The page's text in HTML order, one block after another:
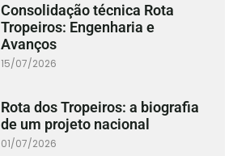
Consolidação técnica Rota
Tropeiros: Engenharia e
Avanços
15/07/2026
Rota dos Tropeiros: a biografia
de um projeto nacional
01/07/2026